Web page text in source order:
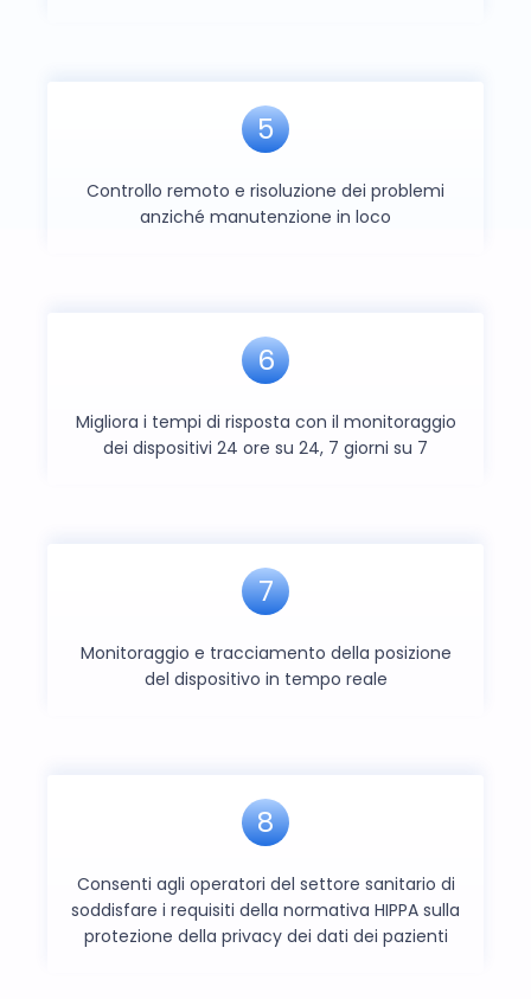
5
Controllo remoto e risoluzione dei problemi
anziché manutenzione in loco
6
Migliora i tempi di risposta con il monitoraggio
dei dispositivi 24 ore su 24, 7 giorni su 7
7
Monitoraggio e tracciamento della posizione
del dispositivo in tempo reale
8
Consenti agli operatori del settore sanitario di
soddisfare i requisiti della normativa HIPPA sulla
protezione della privacy dei dati dei pazienti